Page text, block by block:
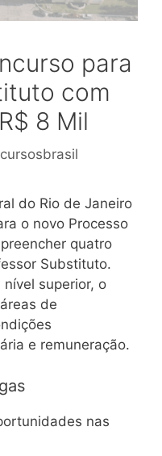
para
com
8 Mil
do Rio de Janeiro
o novo Processo
quatro
Substituto.
superior, o
de
e remuneração.
nas